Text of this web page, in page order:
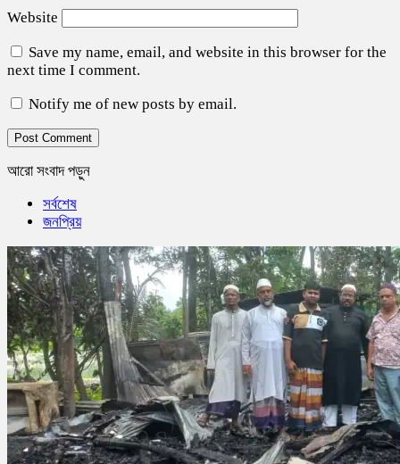
Website
Save my name, email, and website in this browser for the
next time I comment.
Notify me of new posts by email.
আরো সংবাদ পড়ুন
সর্বশেষ
জনপ্রিয়